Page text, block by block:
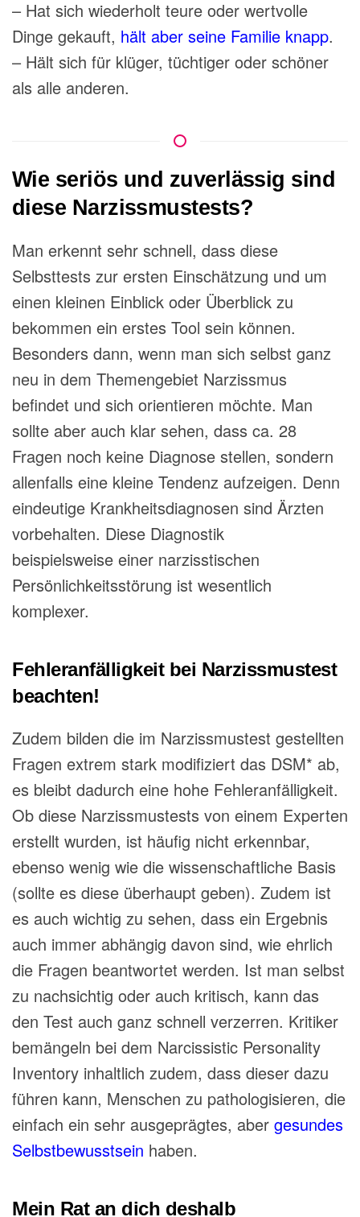
– Hat sich wiederholt teure oder wertvolle
Dinge gekauft, hält aber seine Familie knapp.
– Hält sich für klüger, tüchtiger oder schöner
als alle anderen.
Wie seriös und zuverlässig sind
diese Narzissmustests?
Man erkennt sehr schnell, dass diese
Selbsttests zur ersten Einschätzung und um
einen kleinen Einblick oder Überblick zu
bekommen ein erstes Tool sein können.
Besonders dann, wenn man sich selbst ganz
neu in dem Themengebiet Narzissmus
befindet und sich orientieren möchte. Man
sollte aber auch klar sehen, dass ca. 28
Fragen noch keine Diagnose stellen, sondern
allenfalls eine kleine Tendenz aufzeigen. Denn
eindeutige Krankheitsdiagnosen sind Ärzten
vorbehalten. Diese Diagnostik
beispielsweise einer narzisstischen
Persönlichkeitsstörung ist wesentlich
komplexer.
Fehleranfälligkeit bei Narzissmustest
beachten!
Zudem bilden die im Narzissmustest gestellten
Fragen extrem stark modifiziert das DSM* ab,
es bleibt dadurch eine hohe Fehleranfälligkeit.
Ob diese Narzissmustests von einem Experten
erstellt wurden, ist häufig nicht erkennbar,
ebenso wenig wie die wissenschaftliche Basis
(sollte es diese überhaupt geben). Zudem ist
es auch wichtig zu sehen, dass ein Ergebnis
auch immer abhängig davon sind, wie ehrlich
die Fragen beantwortet werden. Ist man selbst
zu nachsichtig oder auch kritisch, kann das
den Test auch ganz schnell verzerren. Kritiker
bemängeln bei dem Narcissistic Personality
Inventory inhaltlich zudem, dass dieser dazu
führen kann, Menschen zu pathologisieren, die
einfach ein sehr ausgeprägtes, aber gesundes
Selbstbewusstsein haben.
Mein Rat an dich deshalb